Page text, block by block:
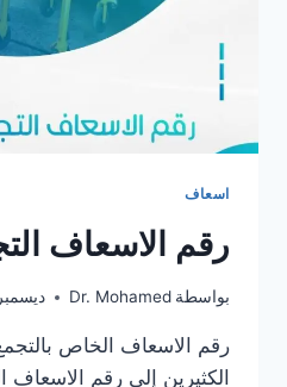
اسعاف
رقم الاسعاف
بواسطة Dr. Mohamed ديسمبر 17, 2023
رقم الاسعاف الخاص
الكثيرين إلى رقم